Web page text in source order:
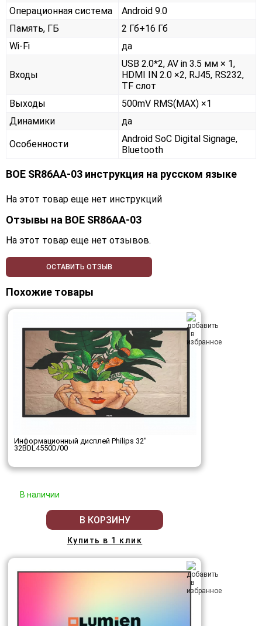
Операционная система
Android 9.0
Память, ГБ
2 Гб+16 Гб
Wi-Fi
да
Входы
USB 2.0*2, AV in 3.5 мм × 1,
HDMI IN 2.0 ×2, RJ45, RS232,
TF слот
Выходы
500mV RMS(MAX) ×1
Динамики
да
Особенности
Android SoC Digital Signage,
Bluetooth
BOE SR86AA-03 инструкция на русском языке
На этот товар еще нет инструкций
Отзывы на BOE SR86AA-03
На этот товар еще нет отзывов.
ОСТАВИТЬ ОТЗЫВ
Похожие товары
Информационный дисплей Philips 32"
32BDL4550D/00
В наличии
В КОРЗИНУ
Купить в 1 клик